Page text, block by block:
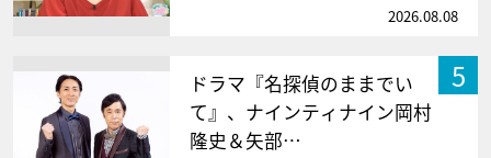
2026.08.08
5
ドラマ『名探偵のままでい
て』、ナインティナイン岡村
隆史＆矢部…